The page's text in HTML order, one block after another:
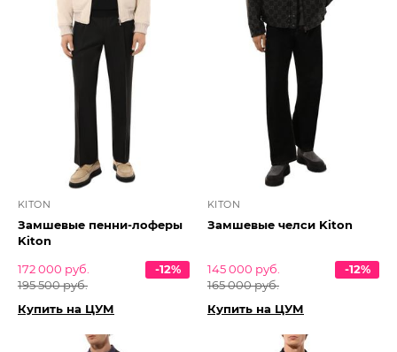
KITON
Замшевые пенни-лоферы
Kiton
172 000 руб.
195 500 руб.
-12%
Купить на ЦУМ
KITON
Замшевые челси Kiton
145 000 руб.
165 000 руб.
-12%
Купить на ЦУМ